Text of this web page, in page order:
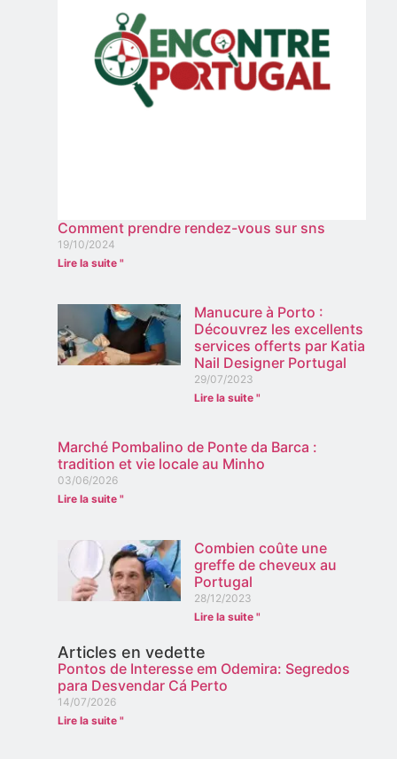
Comment prendre rendez-vous sur sns
19/10/2024
Lire la suite "
Manucure à Porto :
Découvrez les excellents
services offerts par Katia
Nail Designer Portugal
29/07/2023
Lire la suite "
Marché Pombalino de Ponte da Barca :
tradition et vie locale au Minho
03/06/2026
Lire la suite "
Combien coûte une
greffe de cheveux au
Portugal
28/12/2023
Lire la suite "
Articles en vedette
Pontos de Interesse em Odemira: Segredos
para Desvendar Cá Perto
14/07/2026
Lire la suite "